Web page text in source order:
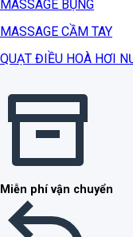
MASSAGE BỤNG
MASSAGE CẦM TAY
QUẠT ĐIỀU HOÀ HƠI
Miễn phí vận chuyển